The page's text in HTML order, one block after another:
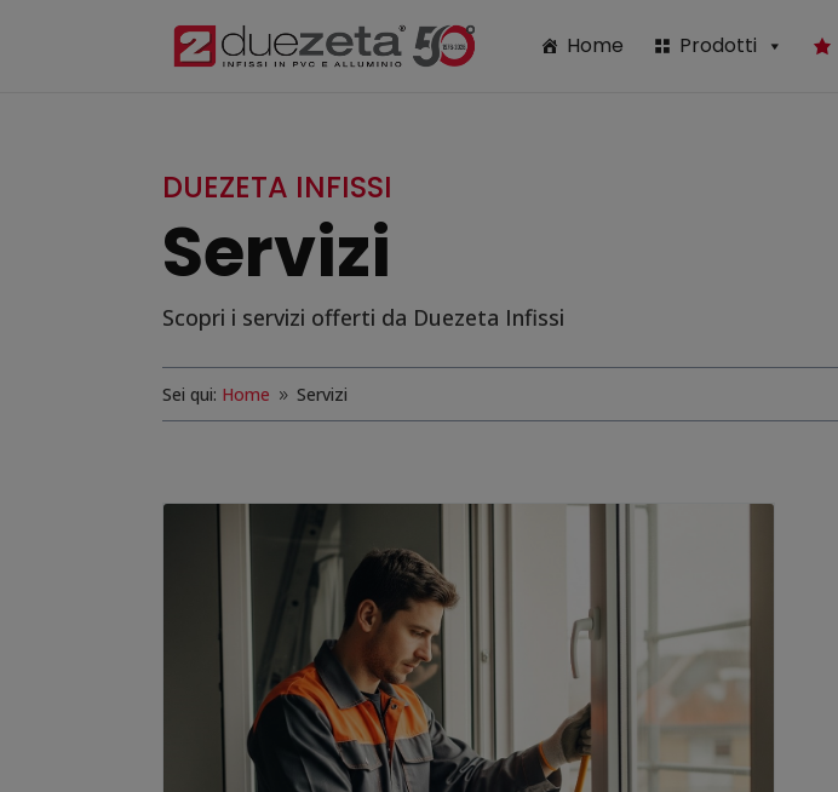
Home Prodotti
DUEZETA INFISSI
Servizi
Scopri i servizi offerti da Duezeta Infissi
Sei qui: Home 9 Servizi